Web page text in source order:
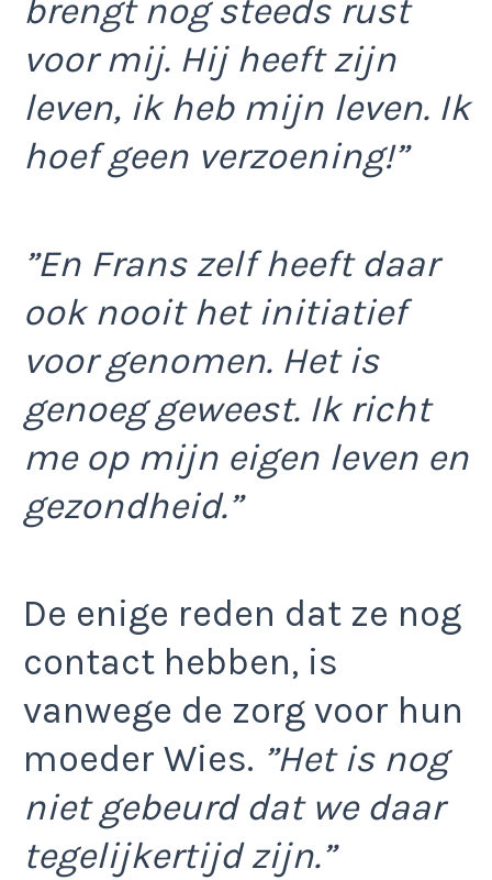
brengt nog steeds rust
voor mij. Hij heeft zijn
leven, ik heb mijn leven. Ik
hoef geen verzoening!”
”En Frans zelf heeft daar
ook nooit het initiatief
voor genomen. Het is
genoeg geweest. Ik richt
me op mijn eigen leven en
gezondheid.”
De enige reden dat ze nog
contact hebben, is
vanwege de zorg voor hun
moeder Wies. ”Het is nog
niet gebeurd dat we daar
tegelijkertijd zijn.”